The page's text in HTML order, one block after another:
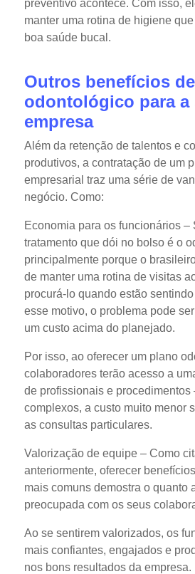
preventivo acontece. Com isso,
manter uma rotina de higiene
boa saúde bucal.
Outros benefícios
odontológico para a
empresa
Além da retenção de talentos e
produtivos, a contratação de um
empresarial traz uma série de
negócio. Como:
Economia para os funcionários–
tratamento que dói no bolso é o
principalmente porque o
de manter uma rotina de visitas
procurá-lo quando estão
esse motivo, o problema pode
um custo acima do planejado.
Por isso, ao oferecer um plano
colaboradores terão acesso a
de profissionais e procedimentos
complexos, a custo muito menor
as consultas particulares.
Valorização de equipe– Como
anteriormente, oferecer
mais comuns demostra o quanto
preocupada com os seus
Ao se sentirem valorizados, os
mais confiantes, engajados e
nos bons resultados da empresa.